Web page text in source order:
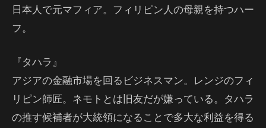
日本人で元マフィア。フィリピン人の母親を持つハー
フ。
『タハラ』
アジアの金融市場を回るビジネスマン。レンジのフィ
リピン師匠。ネモトとは旧友だが嫌っている。タハラ
の推す候補者が大統領になることで多大な利益を得る